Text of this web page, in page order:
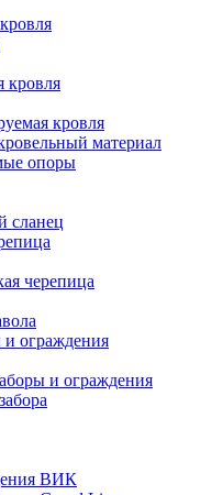
кровля
кровля
материал
опоры
сланец
черепица
и ограждения
и ограждения
ВИК